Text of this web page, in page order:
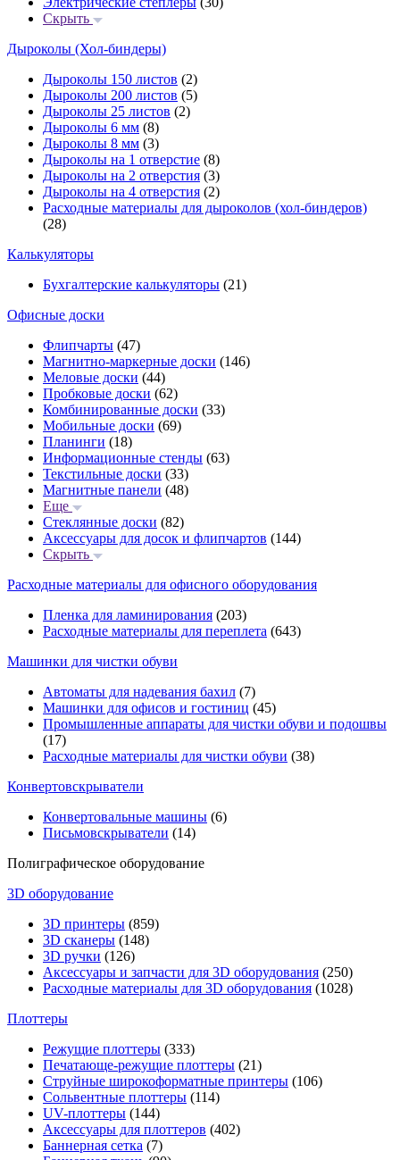
Скрыть
Дыроколы (Хол-биндеры)
Дыроколы 150 листов (2)
Дыроколы 200 листов (5)
Дыроколы 25 листов (2)
Дыроколы 6 мм (8)
Дыроколы 8 мм (3)
Дыроколы на 1 отверстие (8)
Дыроколы на 2 отверстия (3)
Дыроколы на 4 отверстия (2)
Расходные материалы для дыроколов (хол-биндеров)
(28)
Калькуляторы
Бухгалтерские калькуляторы (21)
Офисные доски
Флипчарты (47)
Магнитно-маркерные доски (146)
Меловые доски (44)
Пробковые доски (62)
Комбинированные доски (33)
Мобильные доски (69)
Планинги (18)
Информационные стенды (63)
Текстильные доски (33)
Магнитные панели (48)
Еще
Стеклянные доски (82)
Аксессуары для досок и флипчартов (144)
Скрыть
Расходные материалы для офисного оборудования
Пленка для ламинирования (203)
Расходные материалы для переплета (643)
Машинки для чистки обуви
Автоматы для надевания бахил (7)
Машинки для офисов и гостиниц (45)
Промышленные аппараты для чистки обуви и подошвы
(17)
Расходные материалы для чистки обуви (38)
Конвертовскрыватели
Конвертовальные машины (6)
Письмовскрыватели (14)
Полиграфическое оборудование
3D оборудование
3D принтеры (859)
3D сканеры (148)
3D ручки (126)
Аксессуары и запчасти для 3D оборудования (250)
Расходные материалы для 3D оборудования (1028)
Плоттеры
Режущие плоттеры (333)
Печатающе-режущие плоттеры (21)
Струйные широкоформатные принтеры (106)
Сольвентные плоттеры (114)
UV-плоттеры (144)
Аксессуары для плоттеров (402)
Баннерная сетка (7)